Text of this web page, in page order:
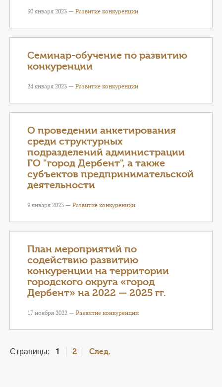
30 января 2023 — Развитие конкуренции
Семинар-обучение по развитию
конкуренции
24 января 2023 — Развитие конкуренции
О проведении анкетирования
среди структурных
подразделений администрации
ГО "город Дербент", а также
субъектов предпринимательской
деятельности
9 января 2023 — Развитие конкуренции
План мероприятий по
содействию развитию
конкуренции на территории
городского округа «город
Дербент» на 2022 — 2025 гг.
17 ноября 2022 — Развитие конкуренции
Страницы: 1 2 След.